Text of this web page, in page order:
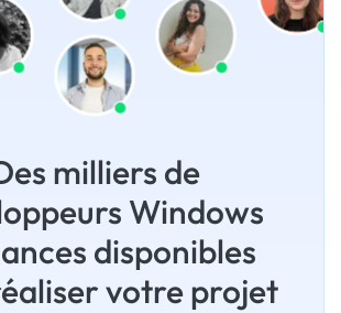
milliers de
Windows
disponibles
votre projet